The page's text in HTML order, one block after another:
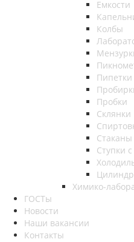
Емкости
Колбы
Пипетки
Пробки
Склянки
Стаканы
Ступки
Химико-
ГОСТы
Новости
Наши вакансии
Контакты